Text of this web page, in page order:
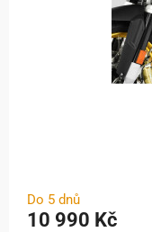
Do 5 dnů
10 990 Kč